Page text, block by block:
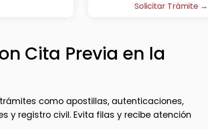
Solicitar Trámite →
Cita Previa en la
como apostillas, autenticaciones,
y registro civil. Evita filas y recibe atención